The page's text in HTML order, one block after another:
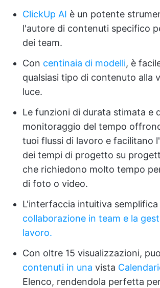
ClickUp AI è un potente
l'autore di contenuti specifico
dei team.
Con centinaia di modelli, è
qualsiasi tipo di contenuto alla
luce.
Le funzioni di durata stimata e
monitoraggio del tempo
tuoi flussi di lavoro e facilitano
dei tempi di progetto su
che richiedono molto tempo
di foto o video.
L'interfaccia intuitiva semplifica
collaborazione in team e la
lavoro.
Con oltre 15 visualizzazioni,
contenuti in una vista
Elenco, rendendola perfetta